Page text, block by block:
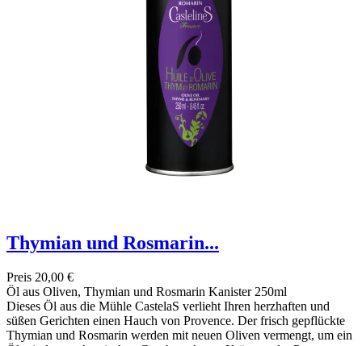
Thymian und Rosmarin...
Preis 20,00 €
Öl aus Oliven, Thymian und Rosmarin Kanister 250ml
Dieses Öl aus die Mühle CastelaS verlieht Ihren herzhaften und
süßen Gerichten einen Hauch von Provence. Der frisch gepflückte
Thymian und Rosmarin werden mit neuen Oliven vermengt, um ein